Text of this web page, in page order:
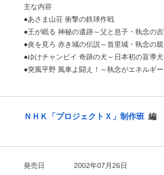
他にも商品を買う
主な内容
●あさま山荘 衝撃の鉄球作戦
●王が眠る 神秘の遺跡～父と息子・執念の
●炎を見ろ 赤き城の伝説～首里城・執念の
●ゆけチャンピイ 奇跡の犬～日本初の盲導
●突風平野 風車よ闘え！～執念がエネルギ
ＮＨＫ「プロジェクトＸ」制作班 編
発売日
2002年07月26日